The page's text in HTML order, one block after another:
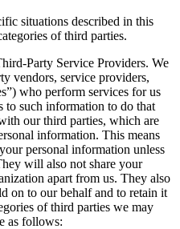
situations described in this
of third parties.
Party Service Providers. We
vendors, service providers,
who perform services for us
to such information to do that
our third parties, which are
information. This means
personal information unless
will also not share your
apart from us. They also
on to our behalf and to retain it
of third parties we may
as follows: